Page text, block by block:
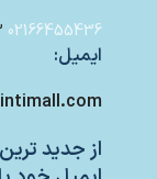
02166455436
ایمیل:
از جدید